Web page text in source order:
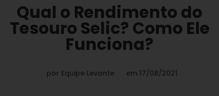
Qual o Rendimento do
Tesouro Selic? Como Ele
Funciona?
por Equipe Levante em 17/08/2021